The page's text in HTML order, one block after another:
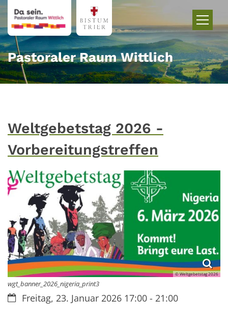
Zum Inhalt springen
Pastoraler Raum Wittlich
Weltgebetstag 2026 -
Vorbereitungstreffen
© Weltgebetstag 2026
wgt_banner_2026_nigeria_print3
Datum:Freitag, 23. Januar 2026 17:00 - 21:00